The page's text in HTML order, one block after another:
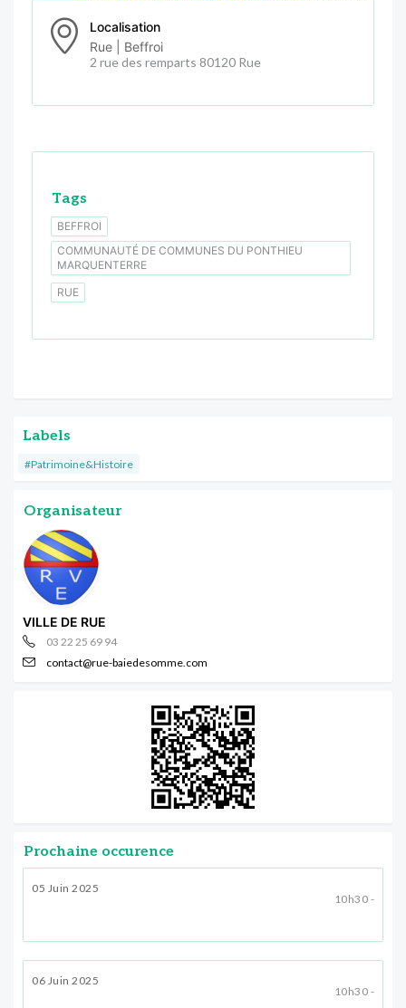
Localisation
Rue | Beffroi
2 rue des remparts 80120 Rue
Tags
BEFFROI
COMMUNAUTÉ DE COMMUNES DU PONTHIEU
MARQUENTERRE
RUE
Labels
#Patrimoine&Histoire
Organisateur
VILLE DE RUE
03 22 25 69 94
contact@rue-baiedesomme.com
Prochaine occurence
05 Juin 2025
10h30 -
06 Juin 2025
10h30 -